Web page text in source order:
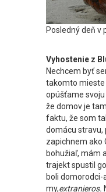
Posledný deň v
Vyhostenie z
Nechcem byť
takomto mieste
opúšťame svoju
že domov je
faktu, že som
domácu stravu,
zapichnem ako
bohužiaľ, mám
trajekt spustil
boli
my,extranjeros.